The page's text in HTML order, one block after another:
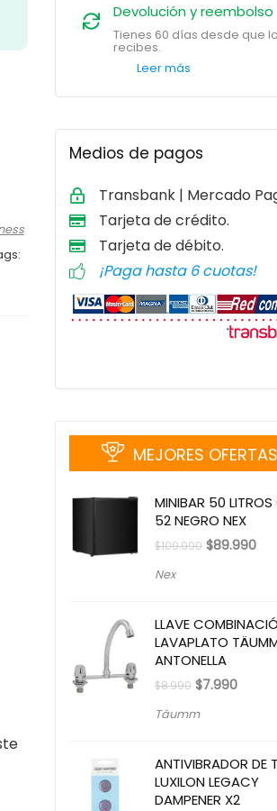
Devolución y reembolso
Tienes 60 días desde que lo
recibes.
Leer más
Medios de pagos
Transbank | Mercado
Tarjeta decrédito.
Tarjeta de débito.
¡Paga hasta 6 cuotas!
MEJORES OFERTAS
MINIBAR 50
52 NEGRO NEX
$109.990 El
$89.990El
Nex
LLAVE
LAVAPLATO
ANTONELLA
$8.990 El
original
$7.990El
Täumm
ANTIVIBRADOR DE
LUXILON LEGACY
DAMPENER X2